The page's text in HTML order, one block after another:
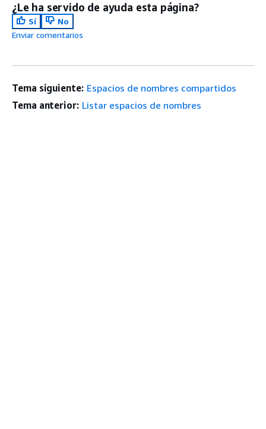
¿Le ha servido de ayuda esta página?
Sí
No
Enviar comentarios
Tema siguiente: Espacios de nombres compartidos
Tema anterior: Listar espacios de nombres